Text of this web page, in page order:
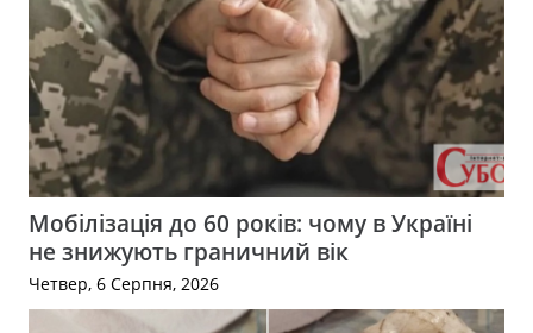
Мобілізація до 60 років: чому в Україні
не знижують граничний вік
Четвер, 6 Серпня, 2026